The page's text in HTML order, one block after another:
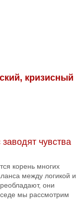
кризисный
чувства
корень многих
между логикой и
они
мы рассмотрим